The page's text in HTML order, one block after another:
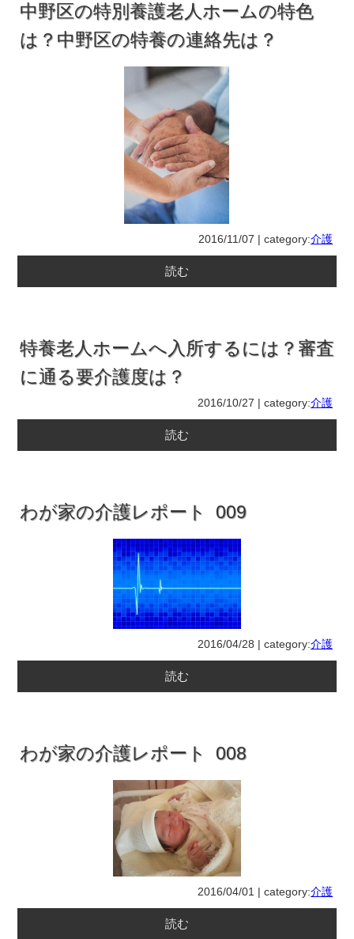
中野区の特別養護老人ホームの特色
は？中野区の特養の連絡先は？
2016/11/07 | category:介護
読む
特養老人ホームへ入所するには？審査
に通る要介護度は？
2016/10/27 | category:介護
読む
わが家の介護レポート 009
2016/04/28 | category:介護
読む
わが家の介護レポート 008
2016/04/01 | category:介護
読む